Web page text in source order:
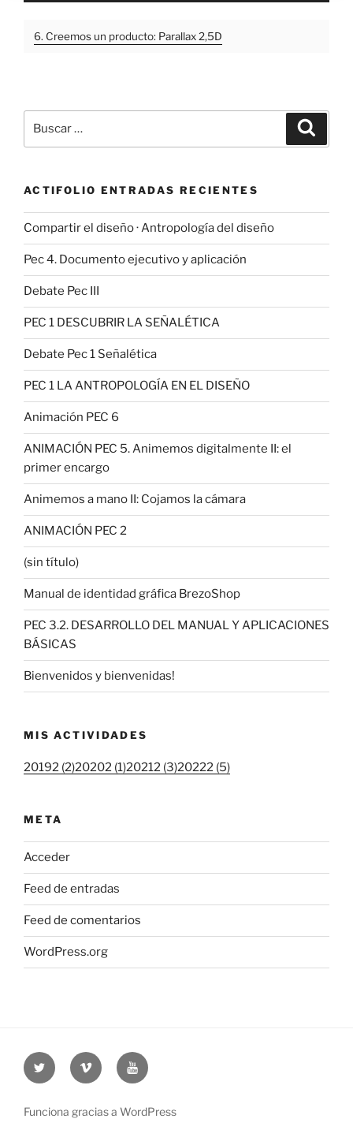
6. Creemos un producto: Parallax 2,5D
por:
ACTIFOLIO ENTRADAS RECIENTES
Compartir el diseño · Antropología del diseño
Pec 4. Documento ejecutivo y aplicación
Debate Pec III
PEC 1 DESCUBRIR LA SEÑALÉTICA
Debate Pec 1 Señalética
PEC 1 LA ANTROPOLOGÍA EN EL DISEÑO
Animación PEC 6
ANIMACIÓN PEC 5. Animemos digitalmente II: el
primer encargo
Animemos a mano II: Cojamos la cámara
ANIMACIÓN PEC 2
(sin título)
Manual de identidad gráfica BrezoShop
PEC 3.2. DESARROLLO DEL MANUAL Y APLICACIONES
BÁSICAS
Bienvenidos y bienvenidas!
MIS ACTIVIDADES
20192 (2)20202 (1)20212 (3)20222 (5)
META
Acceder
Feed de entradas
Feed de comentarios
WordPress.org
Twitter
UOC
Vimeo
UOC
Youtube
UOC
Funciona gracias a WordPress